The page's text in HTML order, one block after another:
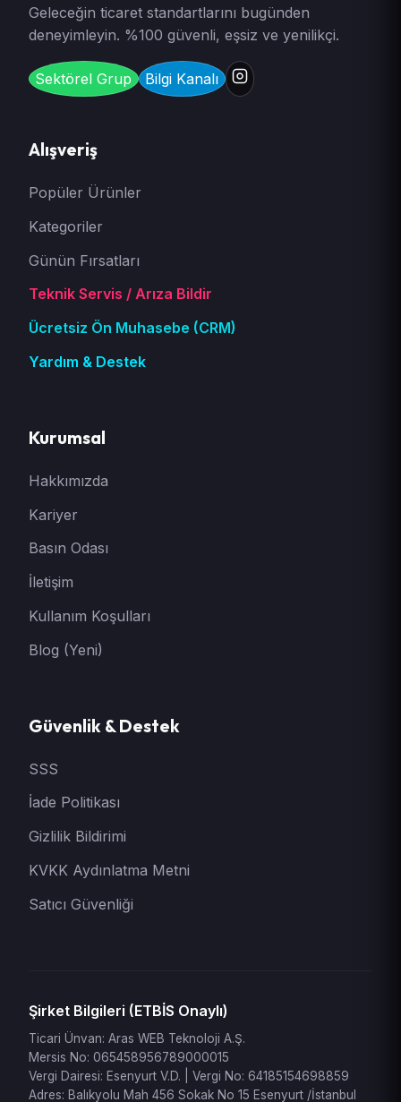
Geleceğin ticaret standartlarını bugünden
deneyimleyin. %100 güvenli, eşsiz ve yenilikçi.
Sektörel Grup Bilgi Kanalı
Alışveriş
Popüler Ürünler
Kategoriler
Günün Fırsatları
Teknik Servis / Arıza Bildir
Ücretsiz Ön Muhasebe (CRM)
Yardım & Destek
Kurumsal
Hakkımızda
Kariyer
Basın Odası
İletişim
Kullanım Koşulları
Blog (Yeni)
Güvenlik & Destek
SSS
İade Politikası
Gizlilik Bildirimi
KVKK Aydınlatma Metni
Satıcı Güvenliği
Şirket Bilgileri (ETBİS Onaylı)
Ticari Ünvan: Aras WEB Teknoloji A.Ş.
Mersis No: 065458956789000015
Vergi Dairesi: Esenyurt V.D. | Vergi No: 64185154698859
Adres: Balıkyolu Mah 456 Sokak No 15 Esenyurt /İstanbul